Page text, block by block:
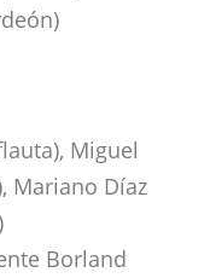
Miguel
Mariano Díaz
Borland